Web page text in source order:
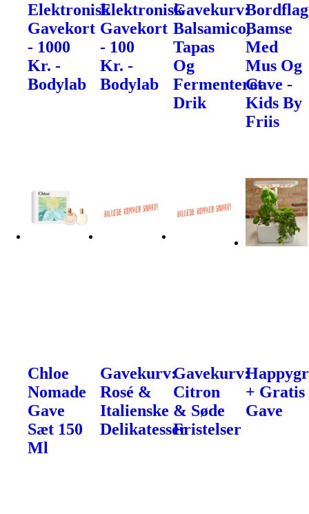
Elektronisk
Gavekort
- 1000
Kr. -
Bodylab
Elektronisk
Gavekort
- 100
Kr. -
Bodylab
Gavekurv:
Balsamico,
Tapas
Og
Fermenteret
Drik
Bamse
Med
Mus Og
Gave -
Kids By
Friis
Chloe
Nomade
Gave
Sæt 150
Ml
Gavekurv:
Rosé &
Italienske
Delikatesser
Gavekurv:
Citron
& Søde
Fristelser
+ Gratis
Gave